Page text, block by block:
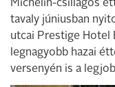
Michelin-csillagos
tavaly júniusban
utcai Prestige Hotel
legnagyobb hazai
versenyén is a